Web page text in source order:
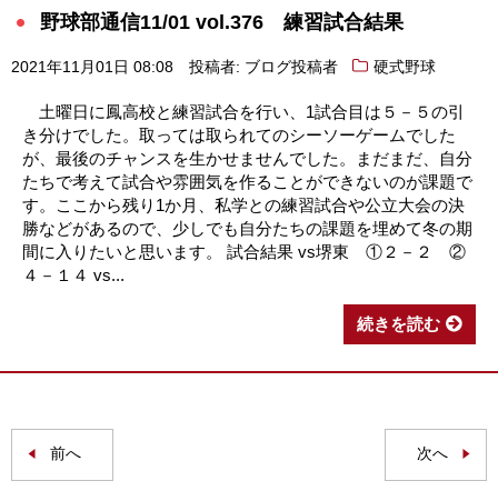
野球部通信11/01 vol.376 練習試合結果
2021年11月01日 08:08 投稿者: ブログ投稿者 硬式野球
土曜日に鳳高校と練習試合を行い、1試合目は５－５の引
き分けでした。取っては取られてのシーソーゲームでした
が、最後のチャンスを生かせませんでした。まだまだ、自分
たちで考えて試合や雰囲気を作ることができないのが課題で
す。ここから残り1か月、私学との練習試合や公立大会の決
勝などがあるので、少しでも自分たちの課題を埋めて冬の期
間に入りたいと思います。 試合結果 vs堺東 ①２－２ ②
４－１４ vs...
続きを読む
前へ 次へ